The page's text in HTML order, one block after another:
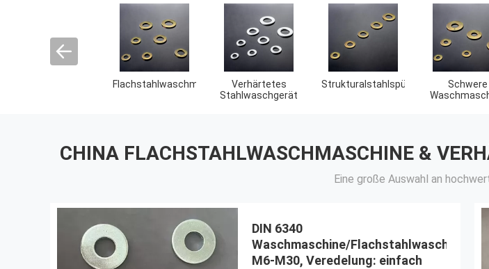
Hot Dip Galvanized
HochzugswaschmaschinenZinkplattierte
CHINA FLACHSTAHLWASCHMASCHINE &
Eine große Auswahl an
DIN 6340
Waschmaschine/
M6-M30, Veredelung: einfach